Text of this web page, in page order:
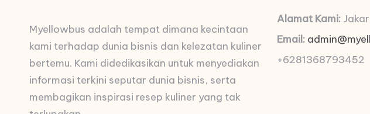
Myellowbus adalah tempat dimana kecintaan
kami terhadap dunia bisnis dan kelezatan kuliner
bertemu. Kami didedikasikan untuk menyediakan
informasi terkini seputar dunia bisnis, serta
membagikan inspirasi resep kuliner yang tak
Alamat Kami:
Email:
+6281368793452